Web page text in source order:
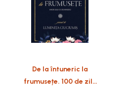
De la întuneric la
frumusețe. 100 de zile